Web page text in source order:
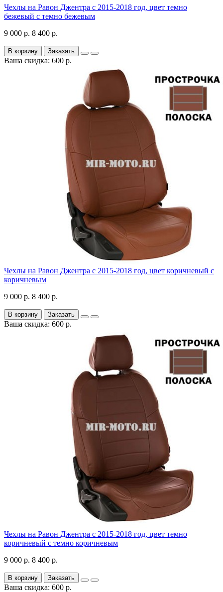
Чехлы на Равон Джентра с 2015-2018 год, цвет темно
бежевый с темно бежевым
9 000 р. 8 400 р.
В корзину Заказать
Ваша скидка: 600 р.
Чехлы на Равон Джентра с 2015-2018 год, цвет коричневый с
коричневым
9 000 р. 8 400 р.
В корзину Заказать
Ваша скидка: 600 р.
Чехлы на Равон Джентра с 2015-2018 год, цвет темно
коричневый с темно коричневым
9 000 р. 8 400 р.
В корзину Заказать
Ваша скидка: 600 р.